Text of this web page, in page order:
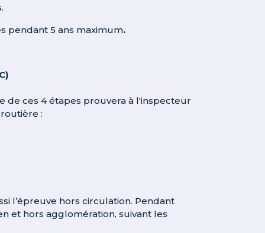
pendant 5 ans maximum.
de ces 4 étapes prouvera à l'inspecteur
:
l’épreuve hors circulation. Pendant
et hors agglomération, suivant les